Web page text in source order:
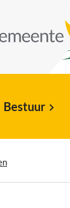
Bestuur